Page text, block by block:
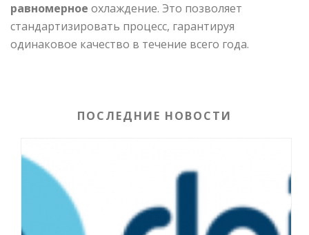
равномерное охлаждение. Это позволяет
стандартизировать процесс, гарантируя
одинаковое качество в течение всего года.
ПОСЛЕДНИЕ НОВОСТИ